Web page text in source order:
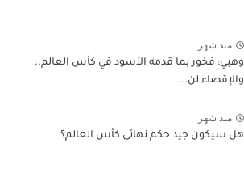
منذ شهر
وهبي: فخور بما قدمه الأسود في كأس العالم..
والإقصاء لن...
منذ شهر
هل سيكون جيد حكم نهائي كأس العالم؟